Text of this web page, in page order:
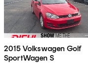
2015 Volkswagen Golf
SportWagen S